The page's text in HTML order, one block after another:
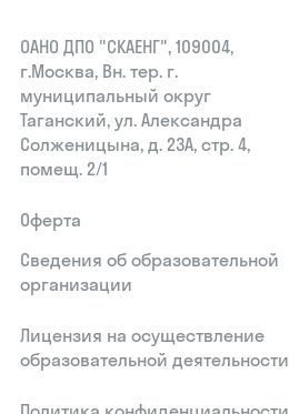
ОАНО ДПО "СКАЕНГ", 109004,
г.Москва, Вн. тер. г.
муниципальный округ
Таганский, ул. Александра
Солженицына, д. 23А, стр. 4,
помещ. 2/1
Оферта
Сведения об образовательной
организации
Лицензия на осуществление
образовательной деятельности